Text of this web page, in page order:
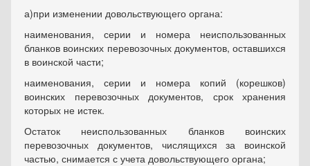
а)при изменении довольствующего органа:
наименования, серии и номера неиспользованных
бланков воинских перевозочных документов, оставшихся
в воинской части;
наименования, серии и номера копий (корешков)
воинских перевозочных документов, срок хранения
которых не истек.
Остаток неиспользованных бланков воинских
перевозочных документов, числящихся за воинской
частью, снимается с учета довольствующего органа;